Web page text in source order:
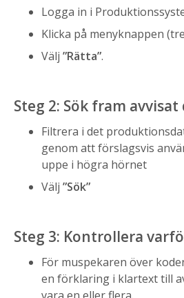
Logga in i
Klicka på menyknappen
Välj ”Rätta”.
Steg 2: Sök fram avvisat
Filtrera i det
genom att förslagsvis
uppe i högra hörnet
Välj ”Sök”
Steg 3: Kontrollera
För muspekaren över
en förklaring i klartext till
vara en eller flera.